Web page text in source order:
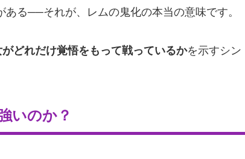
る──それが、レムの鬼化の本当の意味です。
がどれだけ覚悟をもって戦っているかを示すシン
いのか？